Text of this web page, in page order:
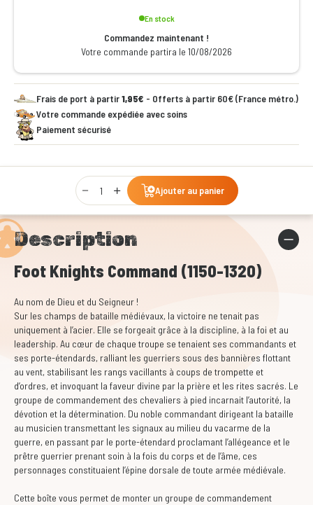
En stock
Commandez maintenant !
Votre commande partira le 10/08/2026
Frais de port à partir1,95€ - Offerts à partir 60€ (France métro.)
Votre commande expédiée avec soins
Paiement sécurisé
Qty
Ajouter au panier
Description
Foot Knights Command (1150-1320)
Au nom de Dieu et du Seigneur !
Sur les champs de bataille médiévaux, la victoire ne tenait pas
uniquement à l’acier. Elle se forgeait grâce à la discipline, à la foi et au
leadership. Au cœur de chaque troupe se tenaient ses commandants et
ses porte-étendards, ralliant les guerriers sous des bannières flottant
au vent, stabilisant les rangs vacillants à coups de trompette et
d’ordres, et invoquant la faveur divine par la prière et les rites sacrés. Le
groupe de commandement des chevaliers à pied incarnait l’autorité, la
dévotion et la détermination. Du noble commandant dirigeant la bataille
au musicien transmettant les signaux au milieu du vacarme de la
guerre, en passant par le porte-étendard proclamant l’allégeance et le
prêtre guerrier prenant soin à la fois du corps et de l’âme, ces
personnages constituaient l’épine dorsale de toute armée médiévale.
Cette boîte vous permet de monter un groupe de commandement